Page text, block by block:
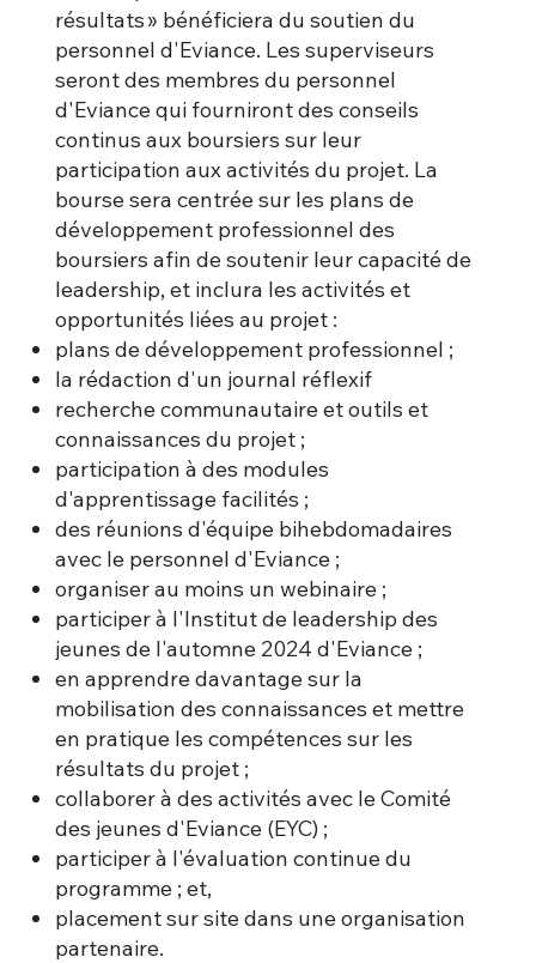
résultats » bénéficiera du soutien du
personnel d'Eviance. Les superviseurs
seront des membres du personnel
d'Eviance qui fourniront des conseils
continus aux boursiers sur leur
participation aux activités du projet. La
bourse sera centrée sur les plans de
développement professionnel des
boursiers afin de soutenir leur capacité de
leadership, et inclura les activités et
opportunités liées au projet :
plans de développement professionnel ;
la rédaction d'un journal réflexif
recherche communautaire et outils et
connaissances du projet ;
participation à des modules
d'apprentissage facilités ;
des réunions d'équipe bihebdomadaires
avec le personnel d'Eviance ;
organiser au moins un webinaire ;
participer à l'Institut de leadership des
jeunes de l'automne 2024 d'Eviance ;
en apprendre davantage sur la
mobilisation des connaissances et mettre
en pratique les compétences sur les
résultats du projet ;
collaborer à des activités avec le Comité
des jeunes d'Eviance (EYC) ;
participer à l'évaluation continue du
programme ; et,
placement sur site dans une organisation
partenaire.